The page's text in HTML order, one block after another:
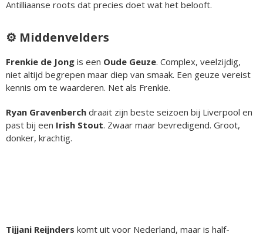
Antilliaanse roots dat precies doet wat het belooft.
⚙️ Middenvelders
Frenkie de Jong is een Oude Geuze. Complex, veelzijdig,
niet altijd begrepen maar diep van smaak. Een geuze vereist
kennis om te waarderen. Net als Frenkie.
Ryan Gravenberch draait zijn beste seizoen bij Liverpool en
past bij een Irish Stout. Zwaar maar bevredigend. Groot,
donker, krachtig.
Tijjani Reijnders komt uit voor Nederland, maar is half-